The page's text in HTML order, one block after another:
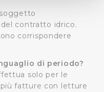
i tuoi dati personali
sezione dettagli. Puoi
in qualsiasi momento
per rendere
contratto idrico.
corrispondere
di periodo?
solo per le
fatture con letture